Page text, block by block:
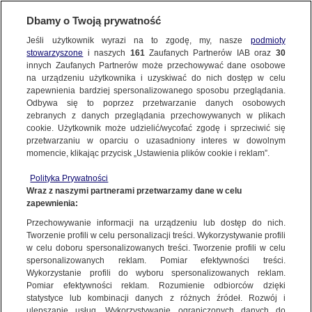
Czytaj
9-latka zginęła na pasach,
kierowca karetki złożył apelację. Sąd:
łamał przepisy, bo chciał
POLSKA
Dlaczego na Podlasiu nagle
przecieki na egzaminach
POLSKA
"Nie przytył sześciu kilogramów,
to był obrzęk głodowy". Anoreksja
Dbamy o Twoją prywatność
Jeśli użytkownik wyrazi na to zgodę, my, nasze podmioty
stowarzyszone i naszych 161Zaufanych Partnerów IAB oraz 30
innych Zaufanych Partnerów może przechowywać dane osobowe
na urządzeniu użytkownika i uzyskiwać do nich dostęp w celu
zapewnienia bardziej spersonalizowanego sposobu przeglądania.
Odbywa się to poprzez przetwarzanie danych osobowych
zebranych z danych przeglądania przechowywanych w plikach
cookie. Użytkownik może udzielić/wycofać zgodę i sprzeciwić się
przetwarzaniu w oparciu o uzasadniony interes w dowolnym
momencie, klikając przycisk „Ustawienia plików cookie i reklam”.
Polityka Prywatności
Wraz z naszymi partnerami przetwarzamy dane w celu
zapewnienia:
Przechowywanie informacji na urządzeniu lub dostęp do nich.
Tworzenie profili w celu personalizacji treści. Wykorzystywanie profili
w celu doboru spersonalizowanych treści. Tworzenie profili w celu
spersonalizowanych reklam. Pomiar efektywności treści.
Wykorzystanie profili do wyboru spersonalizowanych reklam.
Pomiar efektywności reklam. Rozumienie odbiorców dzięki
statystyce lub kombinacji danych z różnych źródeł. Rozwój i